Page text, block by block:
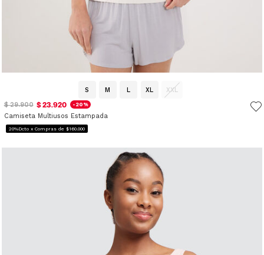
S M L XL
XXL
$ 29.900 $ 23.920 -20%
Camiseta Multiusos Estampada
20%Dcto x Compras de $160.000